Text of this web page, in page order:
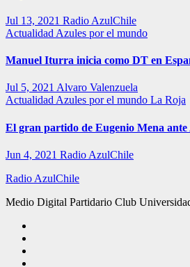
Jul 13, 2021 Radio AzulChile
Actualidad Azules por el mundo
Manuel Iturra inicia como DT en
Jul 5, 2021 Alvaro Valenzuela
Actualidad Azules por el mundo La Roja
El gran partido de Eugenio Mena
Jun 4, 2021 Radio AzulChile
Radio AzulChile
Medio Digital Partidario Club